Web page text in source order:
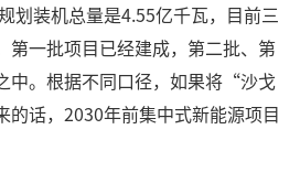
划装机总量是4.55亿千瓦，目前三
第一批项目已经建成，第二批、第
中。根据不同口径，如果将“沙戈
话，2030年前集中式新能源项目